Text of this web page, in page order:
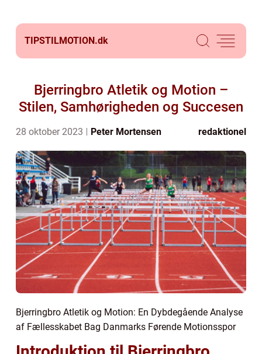
TIPSTILMOTION.dk
Bjerringbro Atletik og Motion –
Stilen, Samhørigheden og Succesen
28 oktober 2023 Peter Mortensen redaktionel
Bjerringbro Atletik og Motion: En Dybdegående Analyse
af Fællesskabet Bag Danmarks Førende Motionsspor